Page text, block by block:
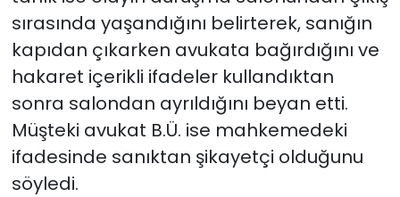
sırasında yaşandığını belirterek, sanığın
kapıdan çıkarken avukata bağırdığını ve
hakaret içerikli ifadeler kullandıktan
sonra salondan ayrıldığını beyan etti.
Müşteki avukat B.Ü. ise mahkemedeki
ifadesinde sanıktan şikayetçi olduğunu
söyledi.